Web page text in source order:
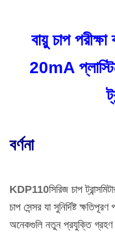
বায়ু চাপ
20mA
বর্ণনা
KDP110সিরিজ চাপ
চাপ সেন্সর যা সুনির্দিষ্ট
অনেকগুলি নতুন প্রযুক্তি গ্রহণ